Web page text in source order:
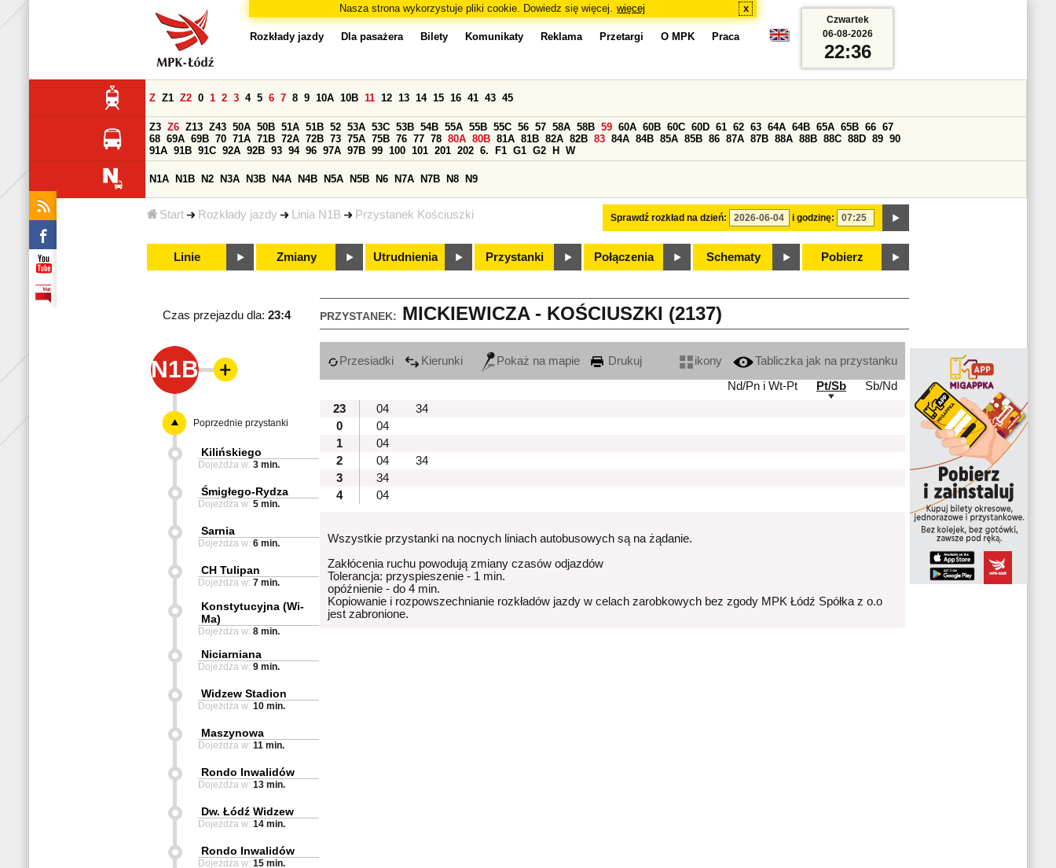
Nasza strona wykorzystuje pliki cookie. Dowiedz się więcej. więcej x
Start Rozkłady jazdy Linia N1B Przystanek Kościuszki
Rozkłady jazdy Dla pasażera Bilety Komunikaty Reklama Przetargi O MPK Praca
Sprawdź rozkład na dzień: i godzinę:
Z Z1 Z2 0 1 2 3 4 5 6 7 8 9 10A 10B 11 12 13 14 15 16 41 43 45
Z3 Z6 Z13 Z43 50A 50B 51A 51B 52 53A 53C 53B 54B 55A 55B 55C 56 57 58A 58B 59 60A 60B 60C 60D 61 62 63 64A 64B 65A 65B 66 67
68 69A 69B 70 71A 71B 72A 72B 73 75A 75B 76 77 78 80A 80B 81A 81B 82A 82B 83 84A 84B 85A 85B 86 87A 87B 88A 88B 88C 88D 89 90
91A 91B 91C 92A 92B 93 94 96 97A 97B 99 100 101 201 202 6. F1 G1 G2 H W
N1A N1B N2 N3A N3B N4A N4B N5A N5B N6 N7A N7B N8 N9
Linie Zmiany Utrudnienia Przystanki Połączenia Schematy Pobierz
Czwartek
06-08-2026
22:36
PRZYSTANEK: MICKIEWICZA - KOŚCIUSZKI (2137)
Czas przejazdu dla: 23:4
N1B Przesiadki Kierunki Pokaż na mapie Drukuj ikony
Tabliczka jak na przystanku
Nd/Pn i Wt-Pt
Pt/Sb
Sb/Nd
23
04
34
0
04
1
04
2
04
34
3
34
4
04
Wszystkie przystanki na nocnych liniach autobusowych są na żądanie.
Zakłócenia ruchu powodują zmiany czasów odjazdów
Tolerancja: przyspieszenie - 1 min.
opóźnienie - do 4 min.
Kopiowanie i rozpowszechnianie rozkładów jazdy w celach zarobkowych bez zgody MPK Łódź Spółka z o.o
jest zabronione.
Poprzednie przystanki
Kilińskiego
Dojeżdża w: 3 min.
Śmigłego-Rydza
Dojeżdża w: 5 min.
Sarnia
Dojeżdża w: 6 min.
CH Tulipan
Dojeżdża w: 7 min.
Konstytucyjna (Wi-
Ma)
Dojeżdża w: 8 min.
Niciarniana
Dojeżdża w: 9 min.
Widzew Stadion
Dojeżdża w: 10 min.
Maszynowa
Dojeżdża w: 11 min.
Rondo Inwalidów
Dojeżdża w: 13 min.
Dw. Łódź Widzew
Dojeżdża w: 14 min.
Rondo Inwalidów
Dojeżdża w: 15 min.